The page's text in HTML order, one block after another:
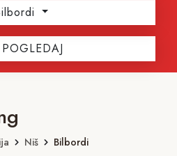
POGLEDAJ
Niš Bilbordi